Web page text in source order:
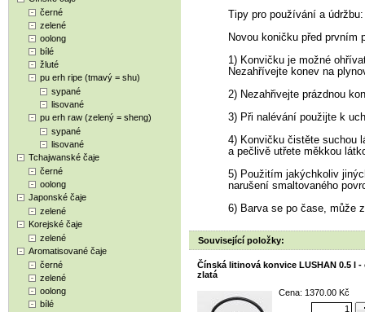
černé
zelené
oolong
bílé
žluté
pu erh ripe (tmavý = shu)
sypané
lisované
pu erh raw (zelený = sheng)
sypané
lisované
Tchajwanské čaje
černé
oolong
Japonské čaje
zelené
Korejské čaje
zelené
Aromatisované čaje
černé
zelené
oolong
bílé
Tipy pro používání a údržbu:
Novou koničku před prvním
1) Konvičku je možné
Nezahřívejte konev na
2) Nezahřivejte prázdnou
3) Při nalévání použijte k
4) Konvičku čistěte suchou
a pečlivě utřete měkkou
5) Použitím jakýchkoliv
narušení smaltovaného
6) Barva se po čase, může
Související položky:
Čínská litinová konvice LUSHAN 0.5 l -
zlatá
Cena: 1370.00 Kč